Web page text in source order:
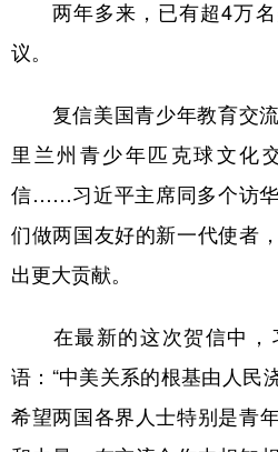
两年多来，已有超4万名
议。
复信美国青少年教育交流
里兰州青少年匹克球文化
信……习近平主席同多个访
们做两国友好的新一代使者
出更大贡献。
在最新的这次贺信中，
语：“中美关系的根基由人民
希望两国各界人士特别是青